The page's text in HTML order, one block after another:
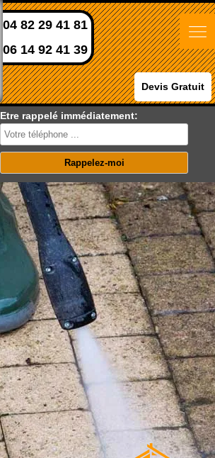
04 82 29 41 81
06 14 92 41 39
Devis Gratuit
Etre rappelé immédiatement: